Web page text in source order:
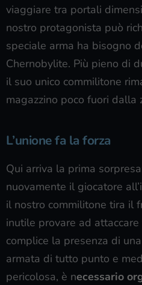
viaggiare tra portali
nostro protagonista può
speciale arma ha bisogno
Chernobylite. Più pieno di
il suo unico commilitone
magazzino poco fuori dalla
L’unione fa la forza
Qui arriva la prima
nuovamente il giocatore
il nostro commilitone tira il
inutile provare ad
complice la presenza di
armata di tutto punto e
pericolosa, è necessario